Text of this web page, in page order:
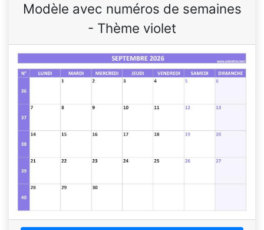
Modèle avec numéros de semaines
- Thème violet